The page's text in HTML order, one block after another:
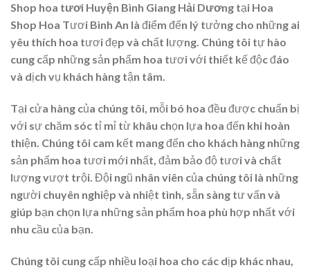
Shop hoa tươi Huyện Bình Giang Hải Dương tại Hoa
Shop Hoa Tươi Bình An là điểm đến lý tưởng cho những ai
yêu thích hoa tươi đẹp và chất lượng. Chúng tôi tự hào
cung cấp những sản phẩm hoa tươi với thiết kế độc đáo
và dịch vụ khách hàng tận tâm.
Tại cửa hàng của chúng tôi, mỗi bó hoa đều được chuẩn bị
với sự chăm sóc tỉ mỉ từ khâu chọn lựa hoa đến khi hoàn
thiện. Chúng tôi cam kết mang đến cho khách hàng những
sản phẩm hoa tươi mới nhất, đảm bảo độ tươi và chất
lượng vượt trội. Đội ngũ nhân viên của chúng tôi là những
người chuyên nghiệp và nhiệt tình, sẵn sàng tư vấn và
giúp bạn chọn lựa những sản phẩm hoa phù hợp nhất với
nhu cầu của bạn.
Chúng tôi cung cấp nhiều loại hoa cho các dịp khác nhau,